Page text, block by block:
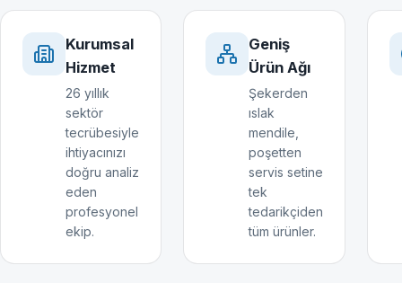
Kurumsal
Hizmet
26 yıllık
sektör
tecrübesiyle
ihtiyacınızı
doğru analiz
eden
profesyonel
ekip.
Geniş
Ürün Ağı
Şekerden
ıslak
mendile,
poşetten
servis setine
tek
tedarikçiden
tüm ürünler.